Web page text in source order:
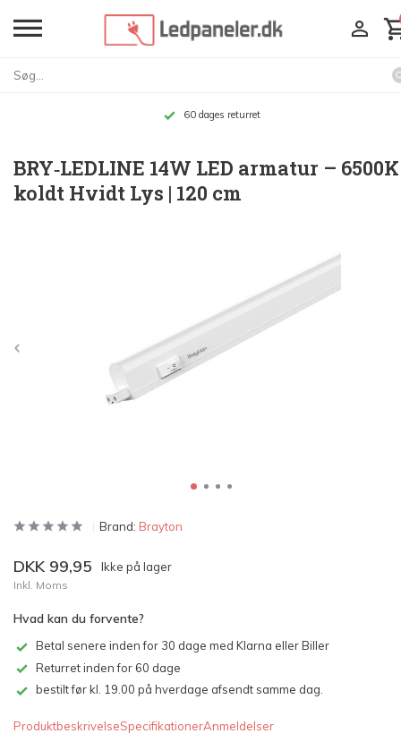
60 dages returret
BRY‑LEDLINE 14W LED armatur – 6500K
koldt Hvidt Lys | 120 cm
Brand: Brayton
DKK 99,95 Ikke på lager
Inkl. Moms
Hvad kan du forvente?
Betal senere inden for 30 dage med Klarna eller Biller
Returret inden for 60 dage
bestilt før kl. 19.00 på hverdage afsendt samme dag.
ProduktbeskrivelseSpecifikationerAnmeldelser